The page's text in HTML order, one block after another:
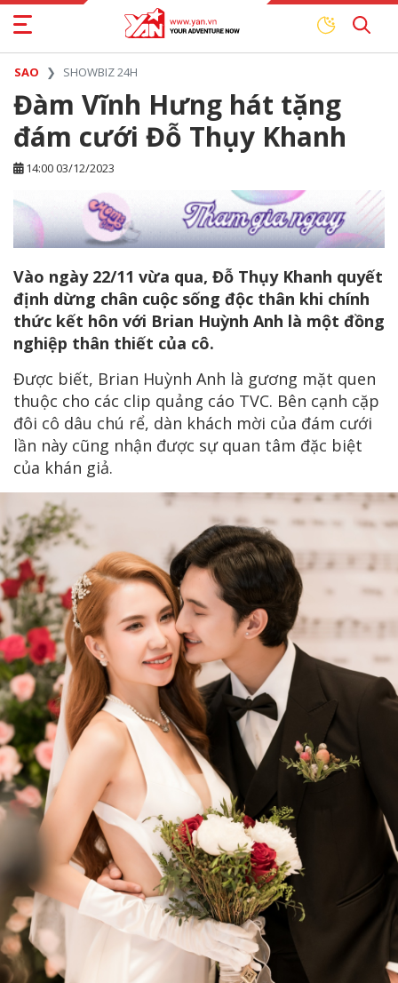
SAO SHOWBIZ 24H
Đàm Vĩnh Hưng hát tặng
đám cưới Đỗ Thụy Khanh
14:00 03/12/2023
Vào ngày 22/11 vừa qua, Đỗ Thụy Khanh quyết
định dừng chân cuộc sống độc thân khi chính
thức kết hôn với Brian Huỳnh Anh là một đồng
nghiệp thân thiết của cô.
Được biết, Brian Huỳnh Anh là gương mặt quen
thuộc cho các clip quảng cáo TVC. Bên cạnh cặp
đôi cô dâu chú rể, dàn khách mời của đám cưới
lần này cũng nhận được sự quan tâm đặc biệt
của khán giả.